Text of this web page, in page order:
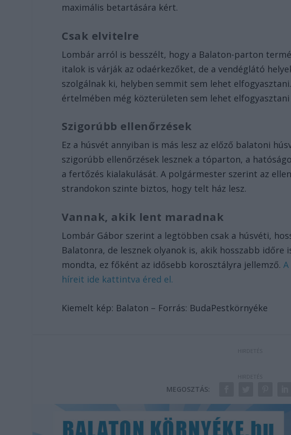
maximális betartására kért.
Csak elvitelre
Lombár arról is besszélt, hogy a Balaton-parton
italok is várják az odaérkezőket, de a vendéglátó
szolgálnak ki, helyben semmit sem lehet
értelmében még közterületen sem lehet
Szigorúbb ellenőrzések
Ez a húsvét annyiban is más lesz az előző balatoni
szigorúbb ellenőrzések lesznek a tóparton, a
a fertőzés kialakulását. A polgármester szerint az
strandokon szinte biztos, hogy telt ház lesz.
Vannak, akik lent maradnak
Lombár Gábor szerint a legtöbben csak a húsvéti,
Balatonra, de lesznek olyanok is, akik hosszabb
mondta, ez főként az idősebb korosztályra jellemző.
híreit ide kattintva éred el.
Kiemelt kép: Balaton – Forrás: BudaPestkörnyéke
MEGOSZTÁS: